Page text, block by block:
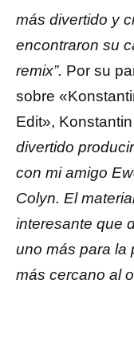
más divertido y
encontraron su
remix”. Por su
sobre
Edit»,
divertido
con mi amigo
Colyn. El
interesante que
uno más para la
más cercano al